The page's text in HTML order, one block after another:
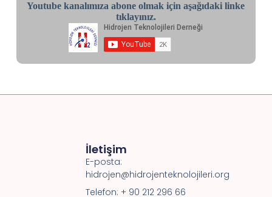
Youtube kanalımıza abone olmak için aşağıdaki linke
tıklayınız.
İletişim
E-posta:
hidrojen@hidrojenteknolojileri.org
Telefon: + 90 212 296 66